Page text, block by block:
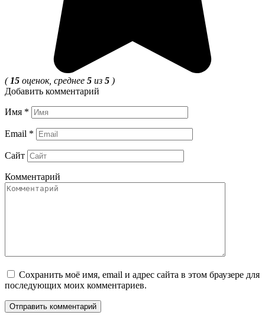
( 15 оценок, среднее 5 из 5 )
Добавить комментарий
Имя *
Email *
Сайт
Комментарий
Сохранить моё имя, email и адрес сайта в этом браузере для
последующих моих комментариев.